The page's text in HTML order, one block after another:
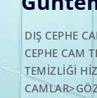
DIŞ CEPHE
CEPHE CAM
TEMIZLIĞI
CAMLAR>